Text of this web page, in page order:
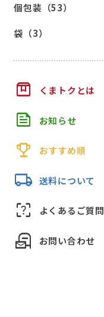
個包装（53）
袋（3）
box くまトクとは
feed お知らせ
trophy おすすめ順
local_shipping 送料について
indeterminate_question_box よくあるご質問
local_post_office お問い合わせ